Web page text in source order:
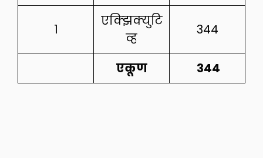
1
एक्झिक्युटि
व्ह
344
एकूण 344